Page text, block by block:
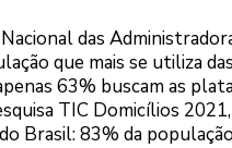
das
que mais se utiliza
63% buscam as
TIC Domicílios
Brasil: 83% da